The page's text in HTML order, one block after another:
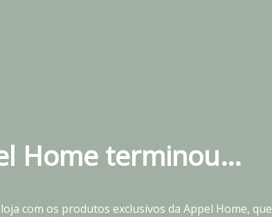
Home terminou…
com os produtos exclusivos da Appel Home, que